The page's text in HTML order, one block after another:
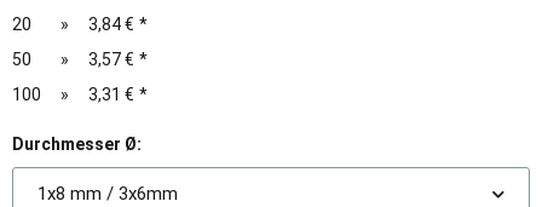
20
» 3,84 € *
50
» 3,57 € *
100
» 3,31 € *
Durchmesser Ø:
1x8 mm / 3x6mm